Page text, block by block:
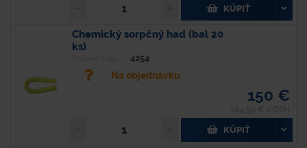
KÚPIŤ
Chemický sorpčný had (bal 20
ks)
4254
Na objednávku
150 €
KÚPIŤ